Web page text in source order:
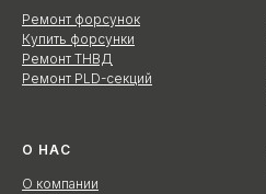
Ремонт форсунок
Купить форсунки
Ремонт ТНВД
Ремонт PLD-секций
О НАС
О компании